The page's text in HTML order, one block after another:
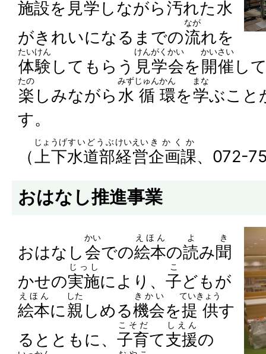
施設を 見学しながら汚れた水
がきれいになるまでの流
なが
れを
体験
たいけん
してもらう 見
けん
学会
がくかい
を開催
かいさい
し
楽
たの
しみながら水
みず
循
じゅん
環
かん
を学
まな
ぶこと
す。
（上下
じょうげ
水道部
すいどうぶ
経営
けいえい
企画課
きかくか
、072-
おはなし推進事業
おはなし会
かい
での絵本
えほん
の読
よ
み聞
き
かせの実施
じっし
により、 子
こ
どもが
絵本
えほん
に親
した
しめる機会
きかい
を提供
ていきょう
す
るとともに、 子育
こそだ
て支援
しえん
の